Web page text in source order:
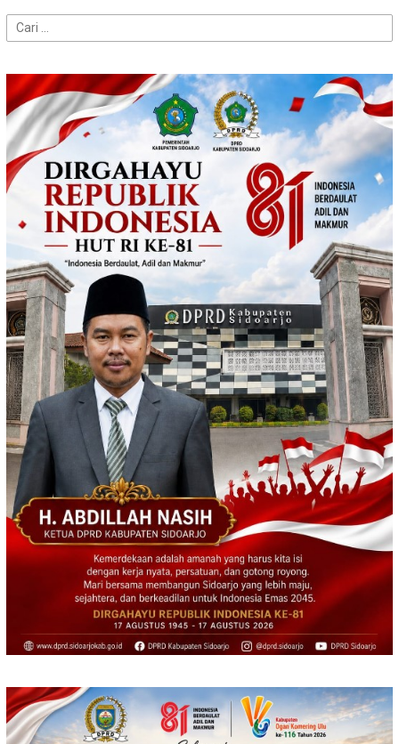
Cari
untuk: